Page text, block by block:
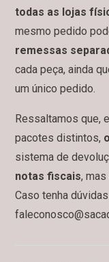
todas as lojas
mesmo pedido
remessas
cada peça, ainda
um único pedido.
Ressaltamos que,
pacotes distintos,
sistema de
notas fiscais,
Caso tenha